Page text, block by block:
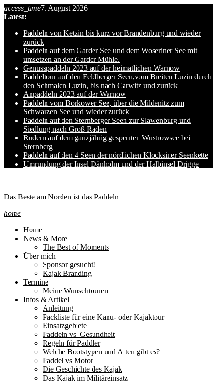
Skip
to
content
access_time7. August 2026
Latest:
Paddeln von Ketzin bis kurz vor Brandenburg und wieder
zurück
Paddeln auf dem Garder See und dem Woseriner See mit
umsetzen an der Garder Mühle.
Genusspaddeln 2023 auf der heimatlichen Warnow
Paddeltour auf den Feldberger Seen,vom Breiten Luzin durch
den Schmalen Luzin, bis nach Carwitz und zurück
Anpaddeln 2023 auf der Warnow
Paddeln vom Borkower See, über die Mildenitz zum
Schwarzen See und wieder zurück
Paddeln auf den Sternberger Seen zur Slawenburg und
Siedlung nach Groß Raden
Rudern auf dem ganzjährig gesperrten Wustrowsee bei
Sternberg
Paddeln auf den 4 Seen der nördlichen Klocksiner Seenkette
Umrundung der Insel Dänholm und der Halbinsel Drigge
Das Beste am Norden ist das Paddeln
home
Home
News & More
The Best of Moments
Über mich
Sponsor gesucht!
Kajak Branding
Termine
Meine Wunschtouren
Infos & Artikel
Anleitung
Packliste für eine Kanu- oder Kajaktour
Einsatzgebiete
Paddeln vs. Gesundheit
Regeln für Paddler
Welche Bootstypen und Arten gibt es?
Paddel vs Motor
Die Geschichte des Kajak
Das Kajak im Militäreinsatz